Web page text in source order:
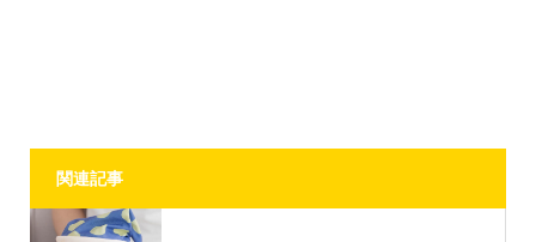
関連記事